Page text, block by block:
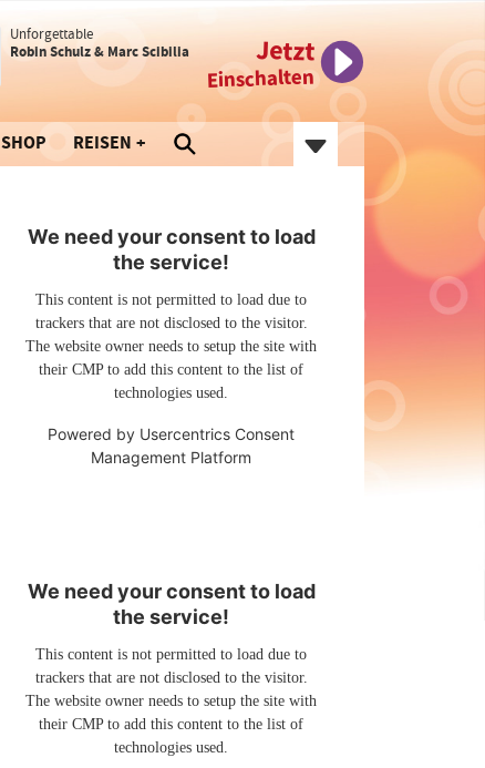
Unforgettable
Robin Schulz & Marc Scibilia
Jetzt
Einschalten
SHOP REISEN
We need your consent to load
the service!
This content is not permitted to load due to
trackers that are not disclosed to the visitor.
The website owner needs to setup the site with
their CMP to add this content to the list of
technologies used.
Powered by Usercentrics Consent
Management Platform
We need your consent to load
the service!
This content is not permitted to load due to
trackers that are not disclosed to the visitor.
The website owner needs to setup the site with
their CMP to add this content to the list of
technologies used.